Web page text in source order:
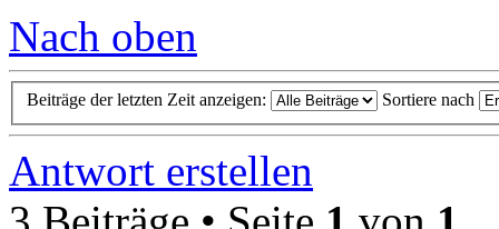
Nach oben
Beiträge der letzten Zeit anzeigen: Sortiere nach
Antwort erstellen